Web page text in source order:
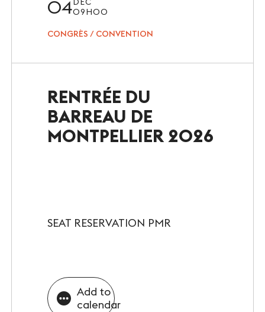
Nos offres spéciales
Notre destination
Le Club
Notre savoir-faire
Un site éco-responsable
Agenda
Actualités
0409H00
CONGRÈS / CONVENTION
RENTRÉE DU
BARREAU DE
MONTPELLIER 2026
SEAT RESERVATION PMR
Add to
calendar